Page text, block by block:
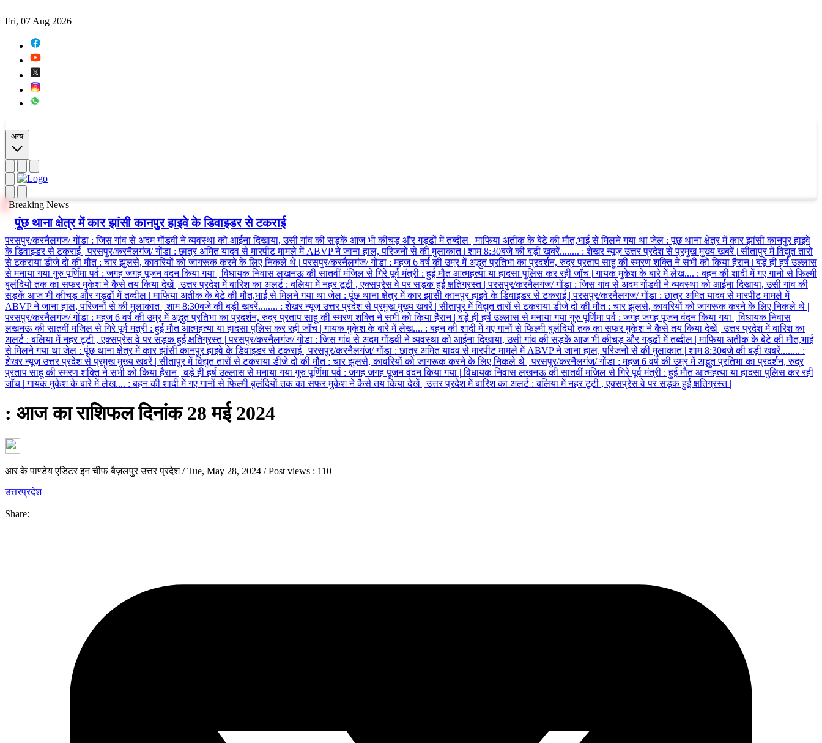
Fri, 07 Aug 2026
|
अन्य
Breaking News
पूंछ थाना क्षेत्र में कार झांसी कानपुर हाइवे के डिवाइडर से टकराई
परसपुर/करनैलगंज/ गोंडा : जिस गांव से अदम गोंडवी ने व्यवस्था को आईना दिखाया, उसी गांव की सड़कें आज भी कीचड़ और गड्ढों में तब्दील | माफिया अतीक के बेटे की मौत,भाई से मिलने गया था जेल : पूंछ थाना क्षेत्र में कार झांसी कानपुर हाइवे
के डिवाइडर से टकराई | परसपुर/करनैलगंज/ गोंडा : छात्र अमित यादव से मारपीट मामले में ABVP ने जाना हाल, परिजनों से की मुलाकात | शाम 8:30बजे की बड़ी खबरें........ : शेखर न्यूज़ उत्तर प्रदेश से प्रमुख मुख्य खबरें | सीतापुर में विद्युत तारों
से टकराया डीजे दो की मौत : चार झुलसे, कावरियों को जागरूक करने के लिए निकले थे | परसपुर/करनैलगंज/ गोंडा : महज 6 वर्ष की उम्र में अद्भुत प्रतिभा का प्रदर्शन, रुद्र प्रताप साहू की स्मरण शक्ति ने सभी को किया हैरान | बड़े ही हर्ष उल्लास
से मनाया गया गुरु पूर्णिमा पर्व : जगह जगह पूजन वंदन किया गया | विधायक निवास लखनऊ की सातवीं मंजिल से गिरे पूर्व मंत्री : हुई मौत आत्महत्या या हादसा पुलिस कर रही जॉच | गायक मुकेश के बारे में लेख.... : बहन की शादी में गए गानों से फिल्मी
बुलंदियों तक का सफर मुकेश ने कैसे तय किया देखें | उत्तर प्रदेश में बारिश का अलर्ट : बलिया में नहर टूटी , एक्सप्रेस वे पर सड़क हुई क्षतिग्रस्त | परसपुर/करनैलगंज/ गोंडा : जिस गांव से अदम गोंडवी ने व्यवस्था को आईना दिखाया, उसी गांव की
सड़कें आज भी कीचड़ और गड्ढों में तब्दील | माफिया अतीक के बेटे की मौत,भाई से मिलने गया था जेल : पूंछ थाना क्षेत्र में कार झांसी कानपुर हाइवे के डिवाइडर से टकराई | परसपुर/करनैलगंज/ गोंडा : छात्र अमित यादव से मारपीट मामले में
ABVP ने जाना हाल, परिजनों से की मुलाकात | शाम 8:30बजे की बड़ी खबरें........ : शेखर न्यूज़ उत्तर प्रदेश से प्रमुख मुख्य खबरें | सीतापुर में विद्युत तारों से टकराया डीजे दो की मौत : चार झुलसे, कावरियों को जागरूक करने के लिए निकले थे |
परसपुर/करनैलगंज/ गोंडा : महज 6 वर्ष की उम्र में अद्भुत प्रतिभा का प्रदर्शन, रुद्र प्रताप साहू की स्मरण शक्ति ने सभी को किया हैरान | बड़े ही हर्ष उल्लास से मनाया गया गुरु पूर्णिमा पर्व : जगह जगह पूजन वंदन किया गया | विधायक निवास
लखनऊ की सातवीं मंजिल से गिरे पूर्व मंत्री : हुई मौत आत्महत्या या हादसा पुलिस कर रही जॉच | गायक मुकेश के बारे में लेख.... : बहन की शादी में गए गानों से फिल्मी बुलंदियों तक का सफर मुकेश ने कैसे तय किया देखें | उत्तर प्रदेश में बारिश का
अलर्ट : बलिया में नहर टूटी , एक्सप्रेस वे पर सड़क हुई क्षतिग्रस्त | परसपुर/करनैलगंज/ गोंडा : जिस गांव से अदम गोंडवी ने व्यवस्था को आईना दिखाया, उसी गांव की सड़कें आज भी कीचड़ और गड्ढों में तब्दील | माफिया अतीक के बेटे की मौत,भाई
से मिलने गया था जेल : पूंछ थाना क्षेत्र में कार झांसी कानपुर हाइवे के डिवाइडर से टकराई | परसपुर/करनैलगंज/ गोंडा : छात्र अमित यादव से मारपीट मामले में ABVP ने जाना हाल, परिजनों से की मुलाकात | शाम 8:30बजे की बड़ी खबरें........ :
शेखर न्यूज़ उत्तर प्रदेश से प्रमुख मुख्य खबरें | सीतापुर में विद्युत तारों से टकराया डीजे दो की मौत : चार झुलसे, कावरियों को जागरूक करने के लिए निकले थे | परसपुर/करनैलगंज/ गोंडा : महज 6 वर्ष की उम्र में अद्भुत प्रतिभा का प्रदर्शन, रुद्र
प्रताप साहू की स्मरण शक्ति ने सभी को किया हैरान | बड़े ही हर्ष उल्लास से मनाया गया गुरु पूर्णिमा पर्व : जगह जगह पूजन वंदन किया गया | विधायक निवास लखनऊ की सातवीं मंजिल से गिरे पूर्व मंत्री : हुई मौत आत्महत्या या हादसा पुलिस कर रही
जॉच | गायक मुकेश के बारे में लेख.... : बहन की शादी में गए गानों से फिल्मी बुलंदियों तक का सफर मुकेश ने कैसे तय किया देखें | उत्तर प्रदेश में बारिश का अलर्ट : बलिया में नहर टूटी , एक्सप्रेस वे पर सड़क हुई क्षतिग्रस्त |
: आज का राशिफल दिनांक 28 मई 2024
आर के पाण्डेय एडिटर इन चीफ बैज़लपुर उत्तर प्रदेश/Tue, May 28, 2024 /Post views : 110
उत्तरप्रदेश
Share: